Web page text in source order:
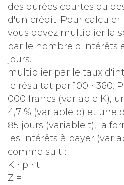
des durées courtes ou
d'un crédit. Pour
vous devez multiplier la
par le nombre d'intérêts
jours.
multiplier par le taux
le résultat par 100 ⋅ 360.
000 francs (variable K),
4,7 % (variable p) et une
85 jours (variable t), la
les intérêts à payer
comme suit :
K ⋅ p ⋅ t
Z = ---------